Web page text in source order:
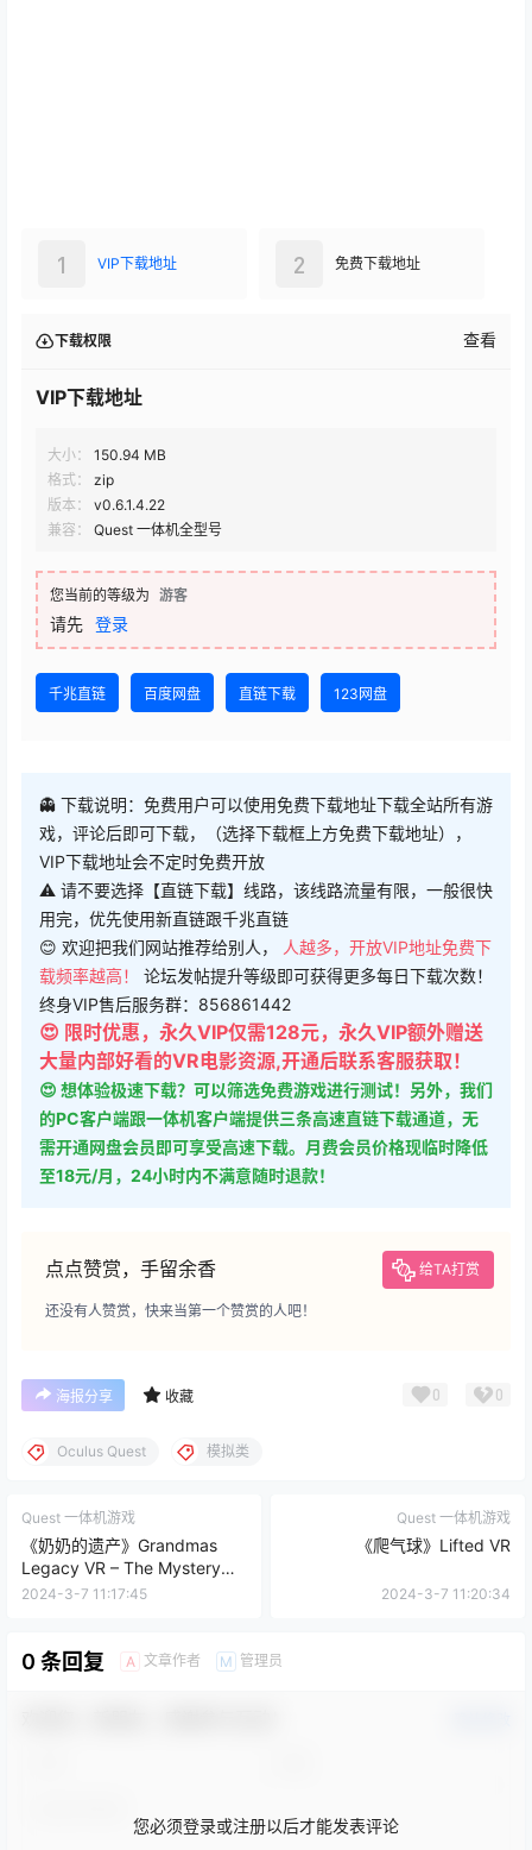
VIP下载地址
1 免费下载地址
2
下载权限 查看
VIP下载地址
大小：
150.94 MB
格式：
zip
版本：
v0.6.1.4.22
兼容：
Quest 一体机全型号
您当前的等级为 游客
请先 登录
千兆直链 百度网盘 直链下载 123网盘
👻 下载说明：免费用户可以使用免费下载地址下载全站所有游
戏，评论后即可下载，（选择下载框上方免费下载地址），
VIP下载地址会不定时免费开放
⚠ 请不要选择【直链下载】线路，该线路流量有限，一般很快
用完，优先使用新直链跟千兆直链
😊 欢迎把我们网站推荐给别人，
人越多，开放VIP地址免费下
载频率越高！ 论坛发帖提升等级即可获得更多每日下载次数！
终身VIP售后服务群：856861442
😍 限时优惠，永久VIP仅需128元，永久VIP额外赠送
大量内部好看的VR电影资源,开通后联系客服获取！
😍 想体验极速下载？可以筛选免费游戏进行测试！另外，我们
的PC客户端跟一体机客户端提供三条高速直链下载通道，无
需开通网盘会员即可享受高速下载。月费会员价格现临时降低
至18元/月，24小时内不满意随时退款！
点点赞赏，手留余香 给TA打赏
还没有人赞赏，快来当第一个赞赏的人吧！
海报分享 收藏 0 0
Oculus Quest 模拟类
Quest 一体机游戏
《奶奶的遗产》Grandmas
Legacy VR – The Mystery
Puzzle Solving Escape Room
2024-3-7 11:17:45
Quest 一体机游戏
《爬气球》Lifted VR
2024-3-7 11:20:34
0 条回复 A 文章作者 M 管理员
您必须登录或注册以后才能发表评论